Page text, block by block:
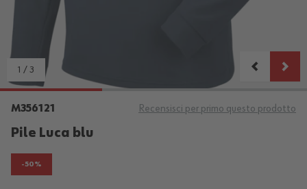
1 / 3
M356121 Recensisci per primo questo prodotto
Pile Luca blu
-50%